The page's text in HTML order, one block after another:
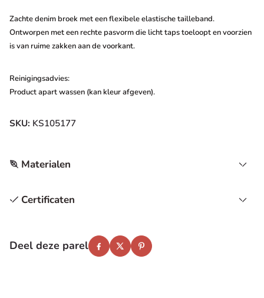
Zachte denim broek met een flexibele elastische tailleband.
Ontworpen met een rechte pasvorm die licht taps toeloopt en voorzien
is van ruime zakken aan de voorkant.
Reinigingsadvies:
Product apart wassen (kan kleur afgeven).
SKU: KS105177
Materialen
Certificaten
Deel deze parel Facebook
TwitterPinterest